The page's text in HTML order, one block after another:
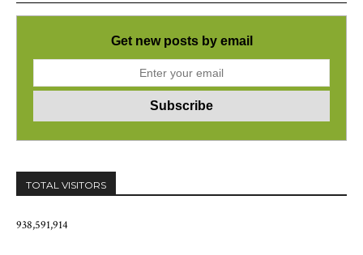
Get new posts by email
TOTAL VISITORS
938,591,914